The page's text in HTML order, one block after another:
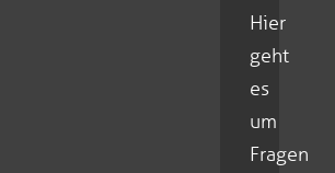
Hier
geht
es
um
Fragen